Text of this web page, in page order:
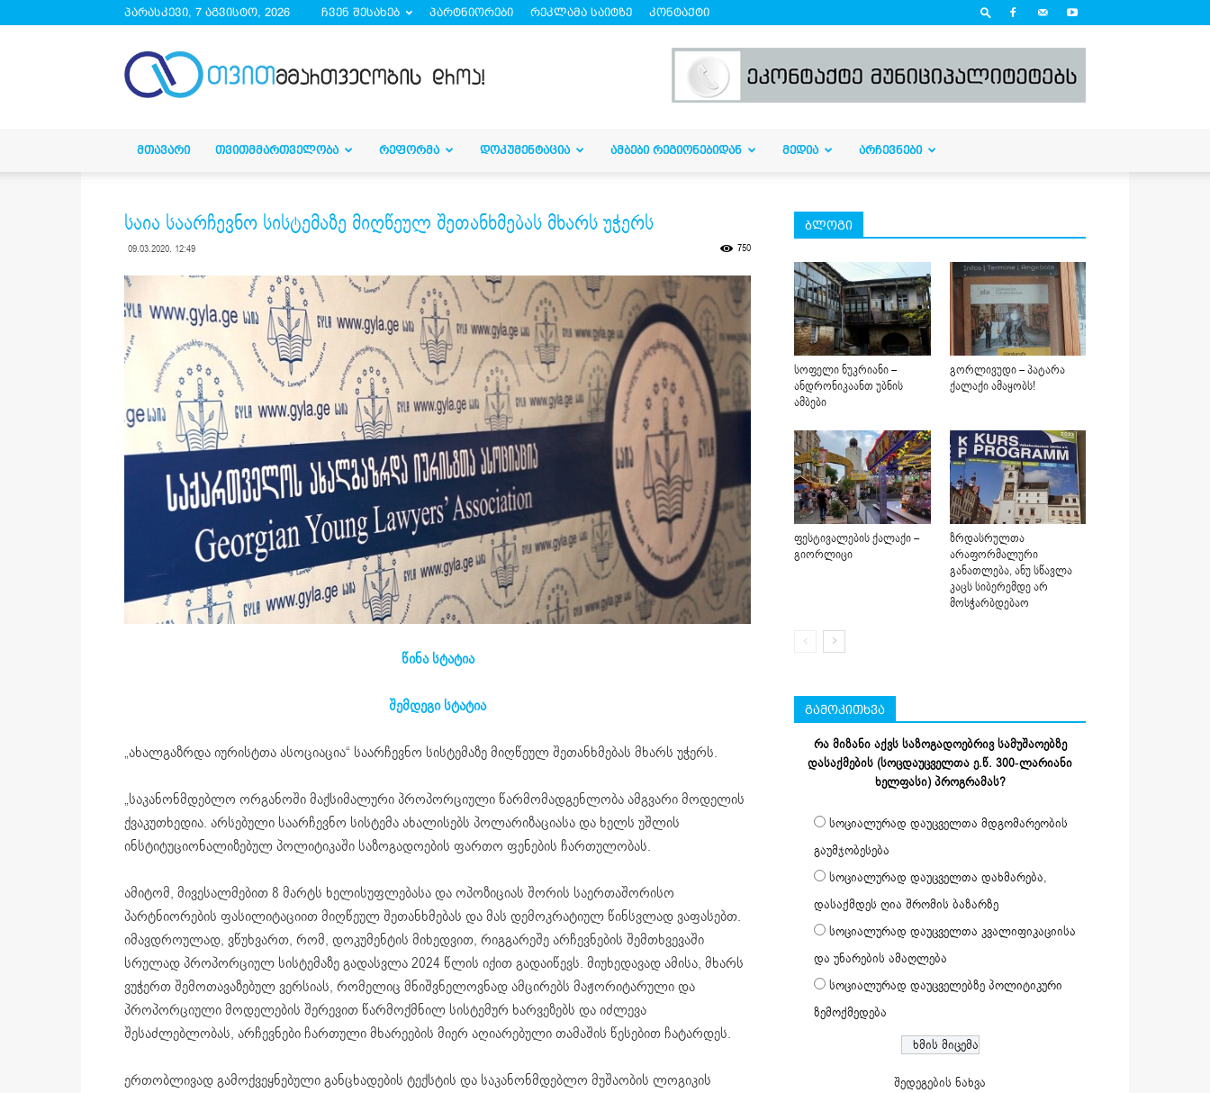
პარასკევი, 7 აგვისტო, 2026 ჩვენ შესახებ პარტნიორები რეკლამა საიტზე კონტაქტი
ᲛᲗᲐᲕᲐᲠᲘ ᲗᲕᲘᲗᲛᲛᲐᲠᲗᲕᲔᲚᲝᲑᲐ ᲠᲔᲤᲝᲠᲛᲐ ᲓᲝᲙᲣᲛᲔᲜᲢᲐᲪᲘᲐ ᲐᲛᲑᲔᲑᲘ ᲠᲔᲒᲘᲝᲜᲔᲑᲘᲓᲐᲜ ᲛᲔᲓᲘᲐ ᲐᲠᲩᲔᲕᲜᲔᲑᲘ
საია საარჩევნო სისტემაზე მიღწეულ შეთანხმებას მხარს უჭერს
09.03.2020. 12:49 750
წინა სტატია
შემდეგი სტატია
„ახალგაზრდა იურისტთა ასოციაცია“ საარჩევნო სისტემაზე მიღწეულ შეთანხმებას მხარს უჭერს.
„საკანონმდებლო ორგანოში მაქსიმალური პროპორციული წარმომადგენლობა ამგვარი მოდელის
ქვაკუთხედია. არსებული საარჩევნო სისტემა ახალისებს პოლარიზაციასა და ხელს უშლის
ინსტიტუციონალიზებულ პოლიტიკაში საზოგადოების ფართო ფენების ჩართულობას.
ამიტომ, მივესალმებით 8 მარტს ხელისუფლებასა და ოპოზიციას შორის საერთაშორისო
პარტნიორების ფასილიტაციით მიღწეულ შეთანხმებას და მას დემოკრატიულ წინსვლად ვაფასებთ.
იმავდროულად, ვწუხვართ, რომ, დოკუმენტის მიხედვით, რიგგარეშე არჩევნების შემთხვევაში
სრულად პროპორციულ სისტემაზე გადასვლა 2024 წლის იქით გადაიწევს. მიუხედავად ამისა, მხარს
ვუჭერთ შემოთავაზებულ ვერსიას, რომელიც მნიშვნელოვნად ამცირებს მაჟორიტარული და
პროპორციული მოდელების შერევით წარმოქმნილ სისტემურ ხარვეზებს და იძლევა
შესაძლებლობას, არჩევნები ჩართული მხარეების მიერ აღიარებული თამაშის წესებით ჩატარდეს.
ერთობლივად გამოქვეყნებული განცხადების ტექსტის და საკანონმდებლო მუშაობის ლოგიკის
ბლოგი
სოფელი ნუკრიანი –
ანდრონიკაანთ უბნის
ამბები
გორლივუდი – პატარა
ქალაქი ამაყობს!
ფესტივალების ქალაქი –
გიორლიცი
ზრდასრულთა
არაფორმალური
განათლება, ანუ სწავლა
კაცს სიბერემდე არ
მოსჭარბდებაო
გამოკითხვა
რა მიზანი აქვს საზოგადოებრივ სამუშაოებზე
დასაქმების (სოცდაუცველთა ე.წ. 300-ლარიანი
ხელფასი) პროგრამას?
სოციალურად დაუცველთა მდგომარეობის
გაუმჯობესება
სოციალურად დაუცველთა დახმარება,
დასაქმდეს ღია შრომის ბაზარზე
სოციალურად დაუცველთა კვალიფიკაციისა
და უნარების ამაღლება
სოციალურად დაუცველებზე პოლიტიკური
ზემოქმედება
შედეგების ნახვა